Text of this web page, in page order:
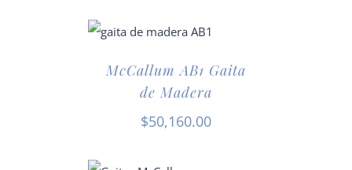
CARRITO
McCallum AB1 Gaita
de Madera
$50,160.00